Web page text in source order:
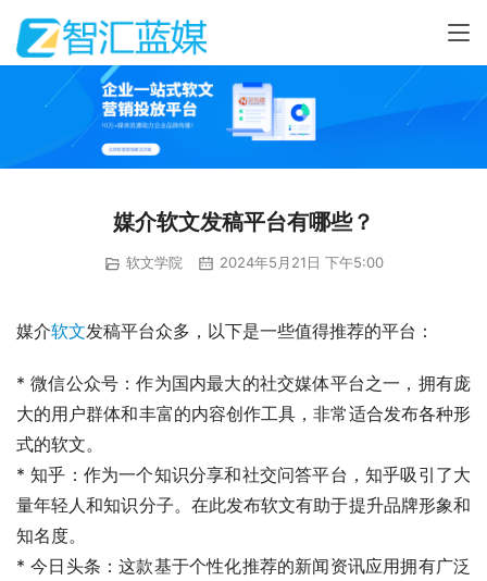
媒介软文发稿平台有哪些？
软文学院 2024年5月21日 下午5:00
媒介软文发稿平台众多，以下是一些值得推荐的平台：
* 微信公众号：作为国内最大的社交媒体平台之一，拥有庞
大的用户群体和丰富的内容创作工具，非常适合发布各种形
式的软文。
* 知乎：作为一个知识分享和社交问答平台，知乎吸引了大
量年轻人和知识分子。在此发布软文有助于提升品牌形象和
知名度。
* 今日头条：这款基于个性化推荐的新闻资讯应用拥有广泛